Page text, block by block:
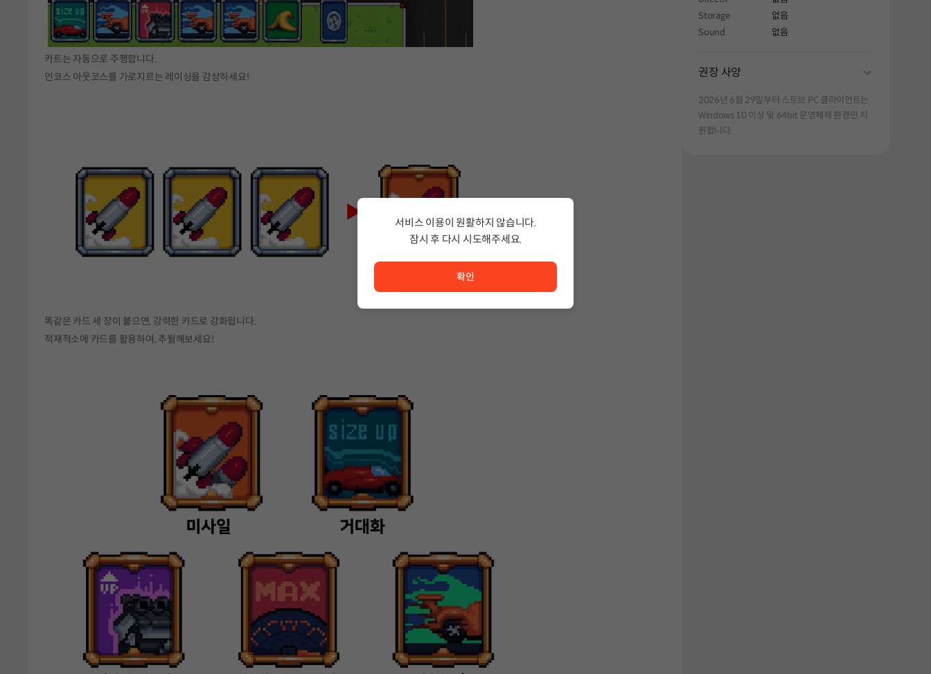
카트는 자동으로 주행합니다.
인코스 아웃코스를 가로지르는 레이싱을 감상하세요!
똑같은 카드 세 장이 붙으면, 강력한 카드로 강화됩니다.
적재적소에 카드를 활용하여, 추월해보세요!
Storage
없음
Sound
없음
권장 사양 folding
2026년 6월 29일부터 스토브 PC 클라이언트는
Windows 10 이상 및 64bit 운영체제 환경만 지
원합니다.
서비스 이용이 원활하지 않습니다.
잠시 후 다시 시도해주세요.
확인